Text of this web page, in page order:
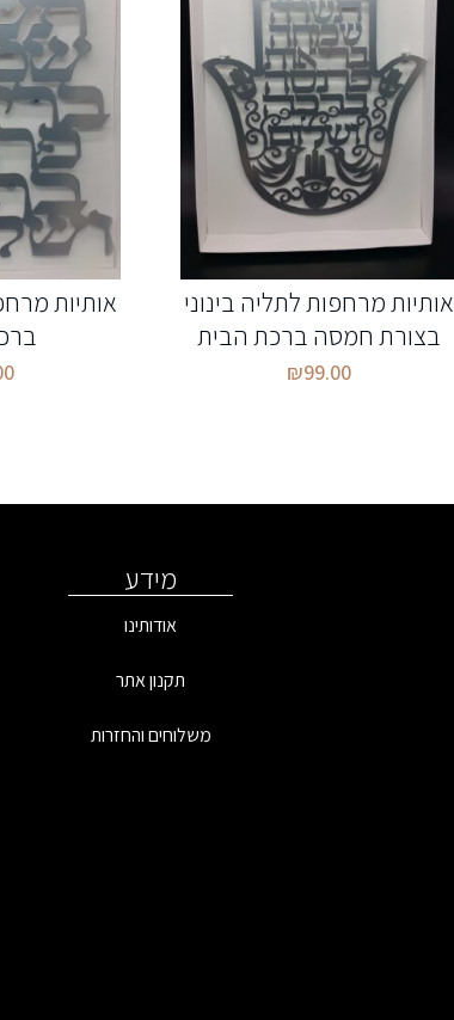
אותיות מרחפות לתליה בינוני
בצורת חמסה ברכת הבית
₪99.00
אותיות
מידע
אודותינו
תקנון אתר
משלוחים והחזרות